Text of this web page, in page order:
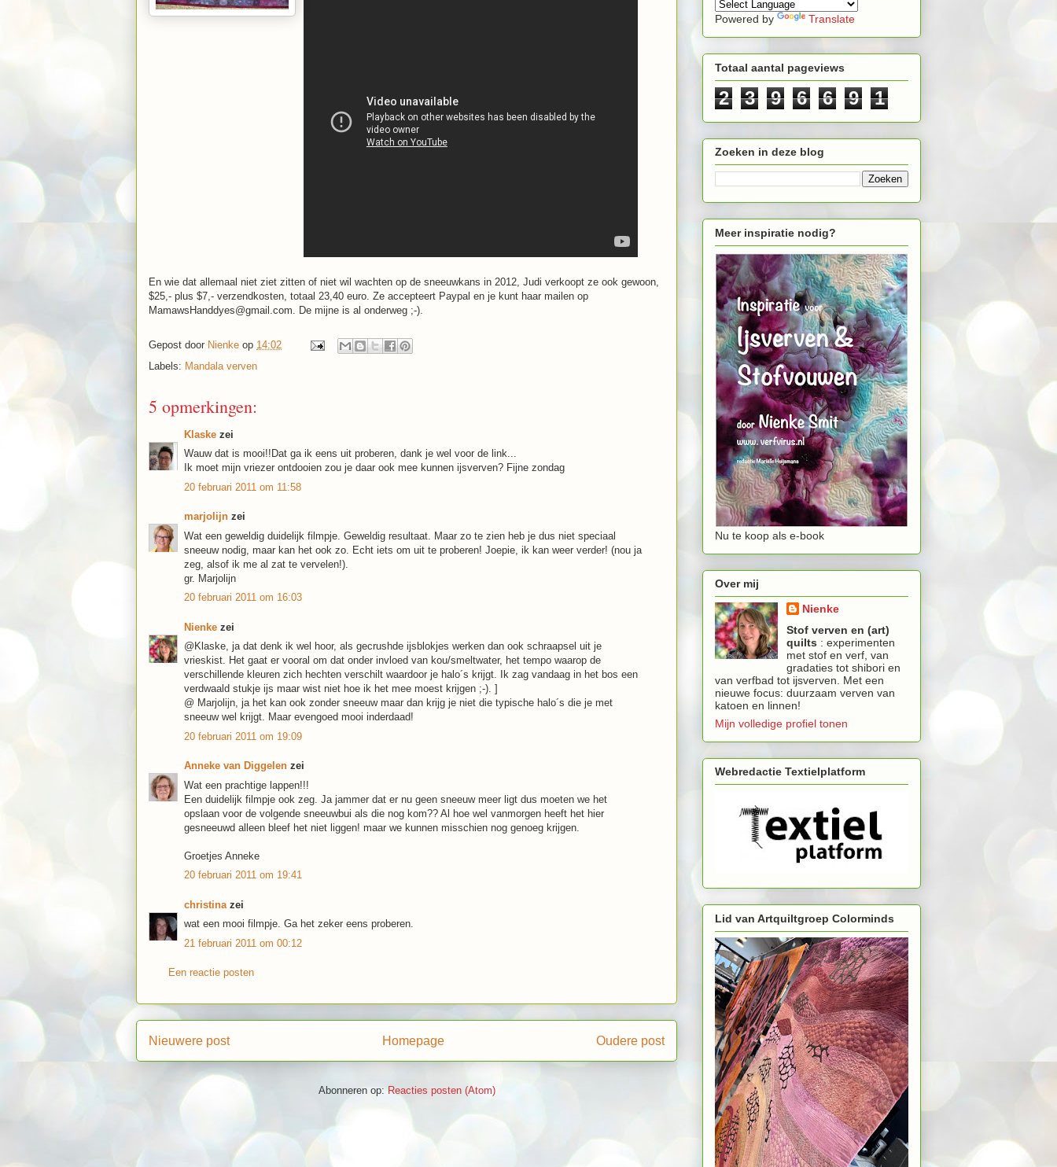
En wie dat allemaal niet ziet zitten of niet wil wachten op de sneeuwkans in 2012, Judi verkoopt ze ook gewoon,
$25,- plus $7,- verzendkosten, totaal 23,40 euro. Ze accepteert Paypal en je kunt haar mailen op
MamawsHanddyes@gmail.com. De mijne is al onderweg ;-).
Gepost door Nienke op 14:02
Labels: Mandala verven
5 opmerkingen:
Klaske zei
Wauw dat is mooi!!Dat ga ik eens uit proberen, dank je wel voor de link...
Ik moet mijn vriezer ontdooien zou je daar ook mee kunnen ijsverven? Fijne zondag
20 februari 2011 om 11:58
marjolijn zei
Wat een geweldig duidelijk filmpje. Geweldig resultaat. Maar zo te zien heb je dus niet speciaal
sneeuw nodig, maar kan het ook zo. Echt iets om uit te proberen! Joepie, ik kan weer verder! (nou ja
zeg, alsof ik me al zat te vervelen!).
gr. Marjolijn
20 februari 2011 om 16:03
Nienke zei
@Klaske, ja dat denk ik wel hoor, als gecrushde ijsblokjes werken dan ook schraapsel uit je
vrieskist. Het gaat er vooral om dat onder invloed van kou/smeltwater, het tempo waarop de
verschillende kleuren zich hechten verschilt waardoor je halo´s krijgt. Ik zag vandaag in het bos een
verdwaald stukje ijs maar wist niet hoe ik het mee moest krijgen ;-). ]
@ Marjolijn, ja het kan ook zonder sneeuw maar dan krijg je niet die typische halo´s die je met
sneeuw wel krijgt. Maar evengoed mooi inderdaad!
20 februari 2011 om 19:09
Anneke van Diggelen zei
Wat een prachtige lappen!!!
Een duidelijk filmpje ook zeg. Ja jammer dat er nu geen sneeuw meer ligt dus moeten we het
opslaan voor de volgende sneeuwbui als die nog kom?? Al hoe wel vanmorgen heeft het hier
gesneeuwd alleen bleef het niet liggen! maar we kunnen misschien nog genoeg krijgen.
Groetjes Anneke
20 februari 2011 om 19:41
christina zei
wat een mooi filmpje. Ga het zeker eens proberen.
21 februari 2011 om 00:12
Een reactie posten
Nieuwere post Oudere post
Homepage
Abonneren op: Reacties posten (Atom)
Powered by Translate
Totaal aantal pageviews
2 3 9 6 6 9 1
Zoeken in deze blog
Meer inspiratie nodig?
Nu te koop als e-book
Over mij
Nienke
Stof verven en (art)
quilts : experimenten
met stof en verf, van
gradaties tot shibori en
van verfbad tot ijsverven. Met een
nieuwe focus: duurzaam verven van
katoen en linnen!
Mijn volledige profiel tonen
Webredactie Textielplatform
Lid van Artquiltgroep Colorminds